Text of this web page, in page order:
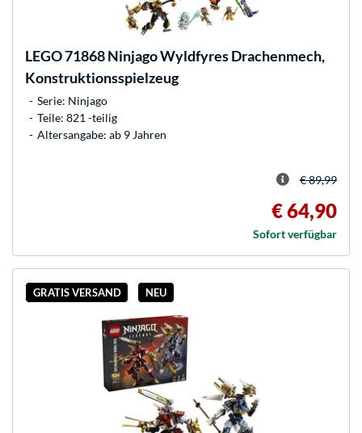
LEGO71868 Ninjago Wyldfyres Drachenmech,
Konstruktionsspielzeug
Serie: Ninjago
Teile: 821 -teilig
Altersangabe: ab 9 Jahren
€ 89,99
€ 64,90
Sofort verfügbar
GRATIS VERSAND NEU